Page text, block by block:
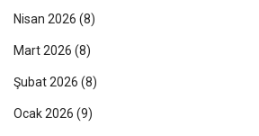
Nisan 2026 (8)
Mart 2026 (8)
Şubat 2026 (8)
Ocak 2026 (9)